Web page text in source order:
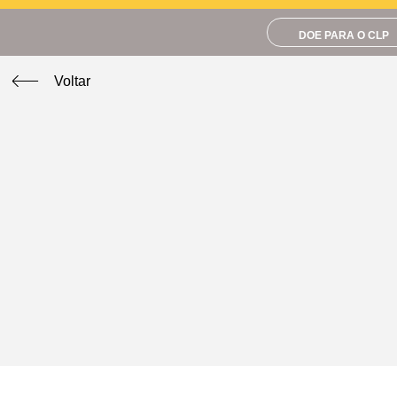
DOE PARA O CLP
Voltar